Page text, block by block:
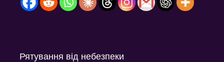
Рятування від небезпеки